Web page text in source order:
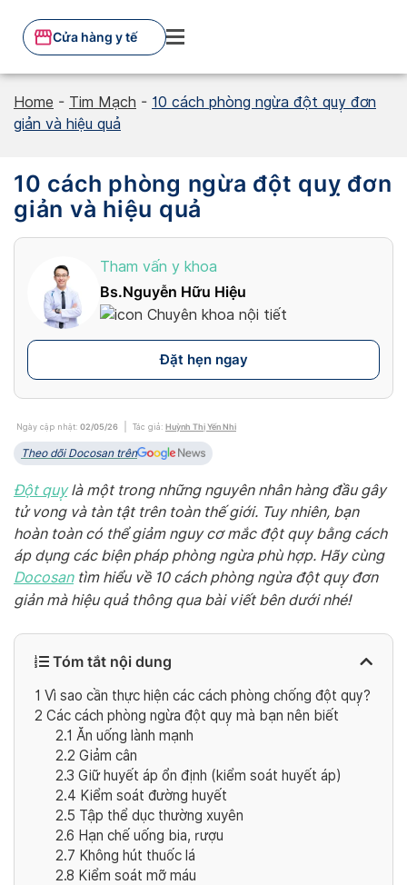
content
Cửa hàng y tế
Home - Tim Mạch - 10 cách phòng ngừa đột quỵ đơn
giản và hiệu quả
10 cách phòng ngừa đột quỵ đơn
giản và hiệu quả
Tham vấn y khoa
Bs.Nguyễn Hữu Hiệu
Chuyên khoa nội tiết
Đặt hẹn ngay
Ngày cập nhật: 02/05/26 Tác giả: Huỳnh Thị Yến Nhi
Theo dõi Docosan trên
Đột quỵlà một trong những nguyên nhân hàng đầu gây
tử vong và tàn tật trên toàn thế giới. Tuy nhiên, bạn
hoàn toàn có thể giảm nguy cơ mắc đột quỵ bằng cách
áp dụng các biện pháp phòng ngừa phù hợp. Hãy cùng
Docosantìm hiểu về 10 cách phòng ngừa đột quỵ đơn
giản mà hiệu quả thông qua bài viết bên dưới nhé!
Tóm tắt nội dung
1 Vì sao cần thực hiện các cách phòng chống đột quỵ?
2 Các cách phòng ngừa đột quỵ mà bạn nên biết
2.1 Ăn uống lành mạnh
2.2 Giảm cân
2.3 Giữ huyết áp ổn định (kiểm soát huyết áp)
2.4 Kiểm soát đường huyết
2.5 Tập thể dục thường xuyên
2.6 Hạn chế uống bia, rượu
2.7 Không hút thuốc lá
2.8 Kiểm soát mỡ máu